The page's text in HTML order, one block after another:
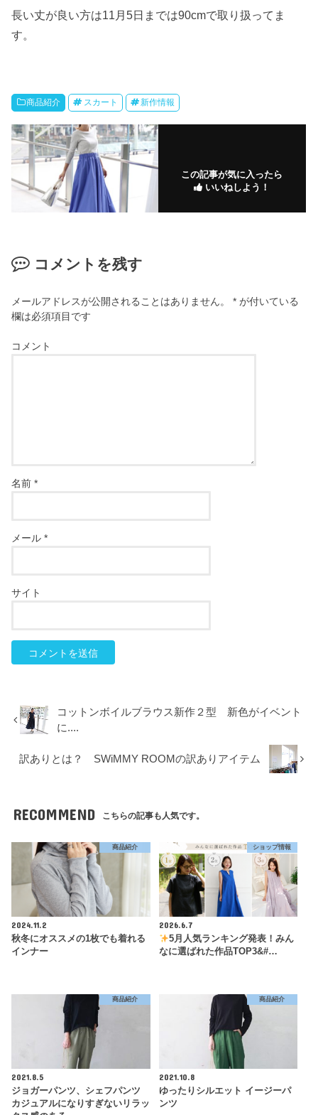
長い丈が良い方は11月5日までは90cmで取り扱ってま
す。
商品紹介 スカート 新作情報
この記事が気に入ったら
いいねしよう！
コメントを残す
メールアドレスが公開されることはありません。 * が付いている
欄は必須項目です
コメント
名前*
メール*
サイト
コットンボイルブラウス新作２型 新色がイベント
に....
訳ありとは？ SWiMMY ROOMの訳ありアイテム
RECOMMEND こちらの記事も人気です。
商品紹介
2024.11.2
秋冬にオススメの1枚でも着れる
インナー
ショップ情報
2026.6.7
5月人気ランキング発表！みん
なに選ばれた作品TOP3&#…
商品紹介
2021.8.5
ジョガーパンツ、シェフパンツ
カジュアルになりすぎないリラッ
商品紹介
2021.10.8
ゆったりシルエット イージーパ
ンツ